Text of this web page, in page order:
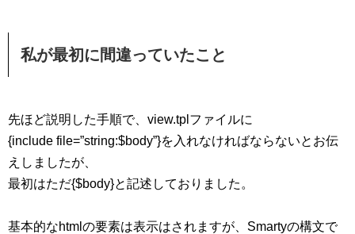
私が最初に間違っていたこと
先ほど説明した手順で、view.tplファイルに
{include file=”string:$body”}を入れなければならないとお伝
えしましたが、
最初はただ{$body}と記述しておりました。
基本的なhtmlの要素は表示はされますが、Smartyの構文で